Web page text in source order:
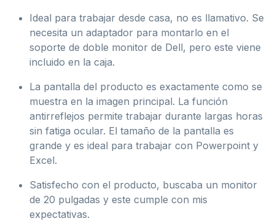
Ideal para trabajar desde casa, no es llamativo. Se
necesita un adaptador para montarlo en el
soporte de doble monitor de Dell, pero este viene
incluido en la caja.
La pantalla del producto es exactamente como se
muestra en la imagen principal. La función
antirreflejos permite trabajar durante largas horas
sin fatiga ocular. El tamaño de la pantalla es
grande y es ideal para trabajar con Powerpoint y
Excel.
Satisfecho con el producto, buscaba un monitor
de 20 pulgadas y este cumple con mis
expectativas.